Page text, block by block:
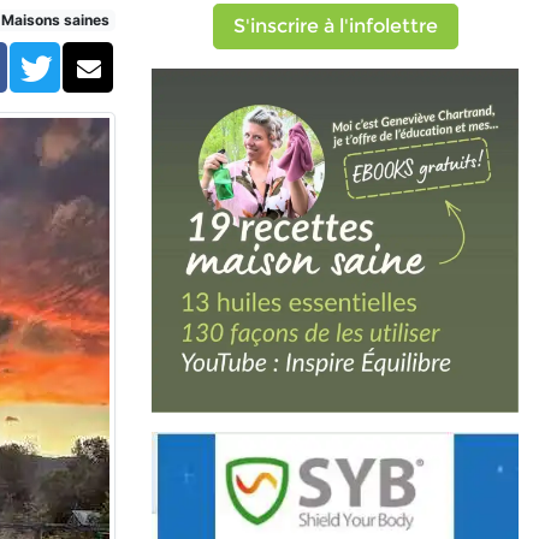
Maisons saines
TwitterCourriel
S'inscrire à l'infolettre